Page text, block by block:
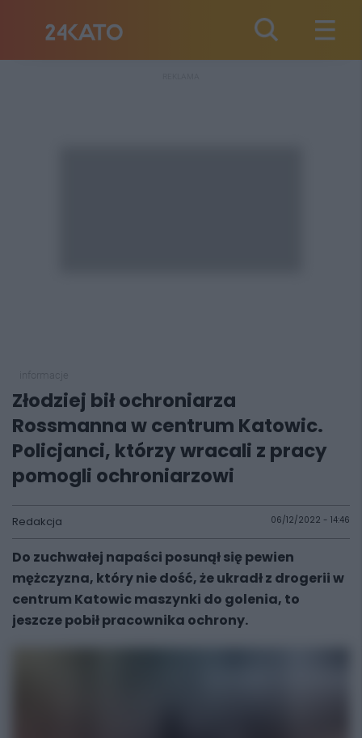
Złodziej bił ochroniarza
Rossmanna w centrum Katowic.
Policjanci, którzy wracali z pracy
pomogli ochroniarzowi
Redakcja 06/12/2022 - 14:46
Do zuchwałej napaści posunął się pewien
mężczyzna, który nie dość, że ukradł z drogerii w
centrum Katowic maszynki do golenia, to
jeszcze pobił pracownika ochrony.